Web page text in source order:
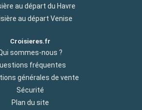
au départ du Havre
au départ Venise
Croisieres.fr
sommes-nous ?
fréquentes
générales de vente
Sécurité
Plan du site